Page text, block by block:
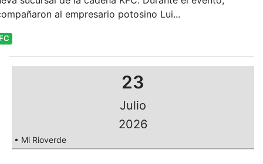
al empresario potosino Lui...
23
Julio
2026
• Mi Rioverde